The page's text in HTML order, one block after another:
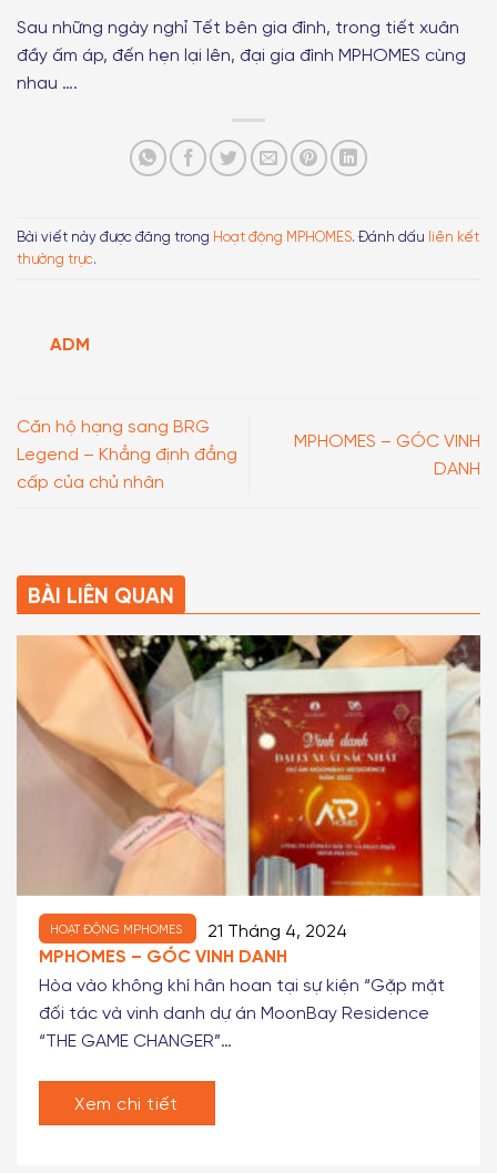
Sau những ngày nghỉ Tết bên gia đình, trong tiết xuân
đầy ấm áp, đến hẹn lại lên, đại gia đình MPHOMES cùng
nhau ….
Bài viết này được đăng trong Hoạt động MPHOMES. Đánh dấu liên kết
thường trực.
ADM
Căn hộ hạng sang BRG
Legend – Khẳng định đẳng
cấp của chủ nhân
MPHOMES – GÓC VINH
DANH
BÀI LIÊN QUAN
HOẠT ĐỘNG MPHOMES
21 Tháng 4, 2024
MPHOMES – GÓC VINH DANH
Hòa vào không khí hân hoan tại sự kiện “Gặp mặt
đối tác và vinh danh dự án MoonBay Residence
“THE GAME CHANGER”…
Xem chi tiết